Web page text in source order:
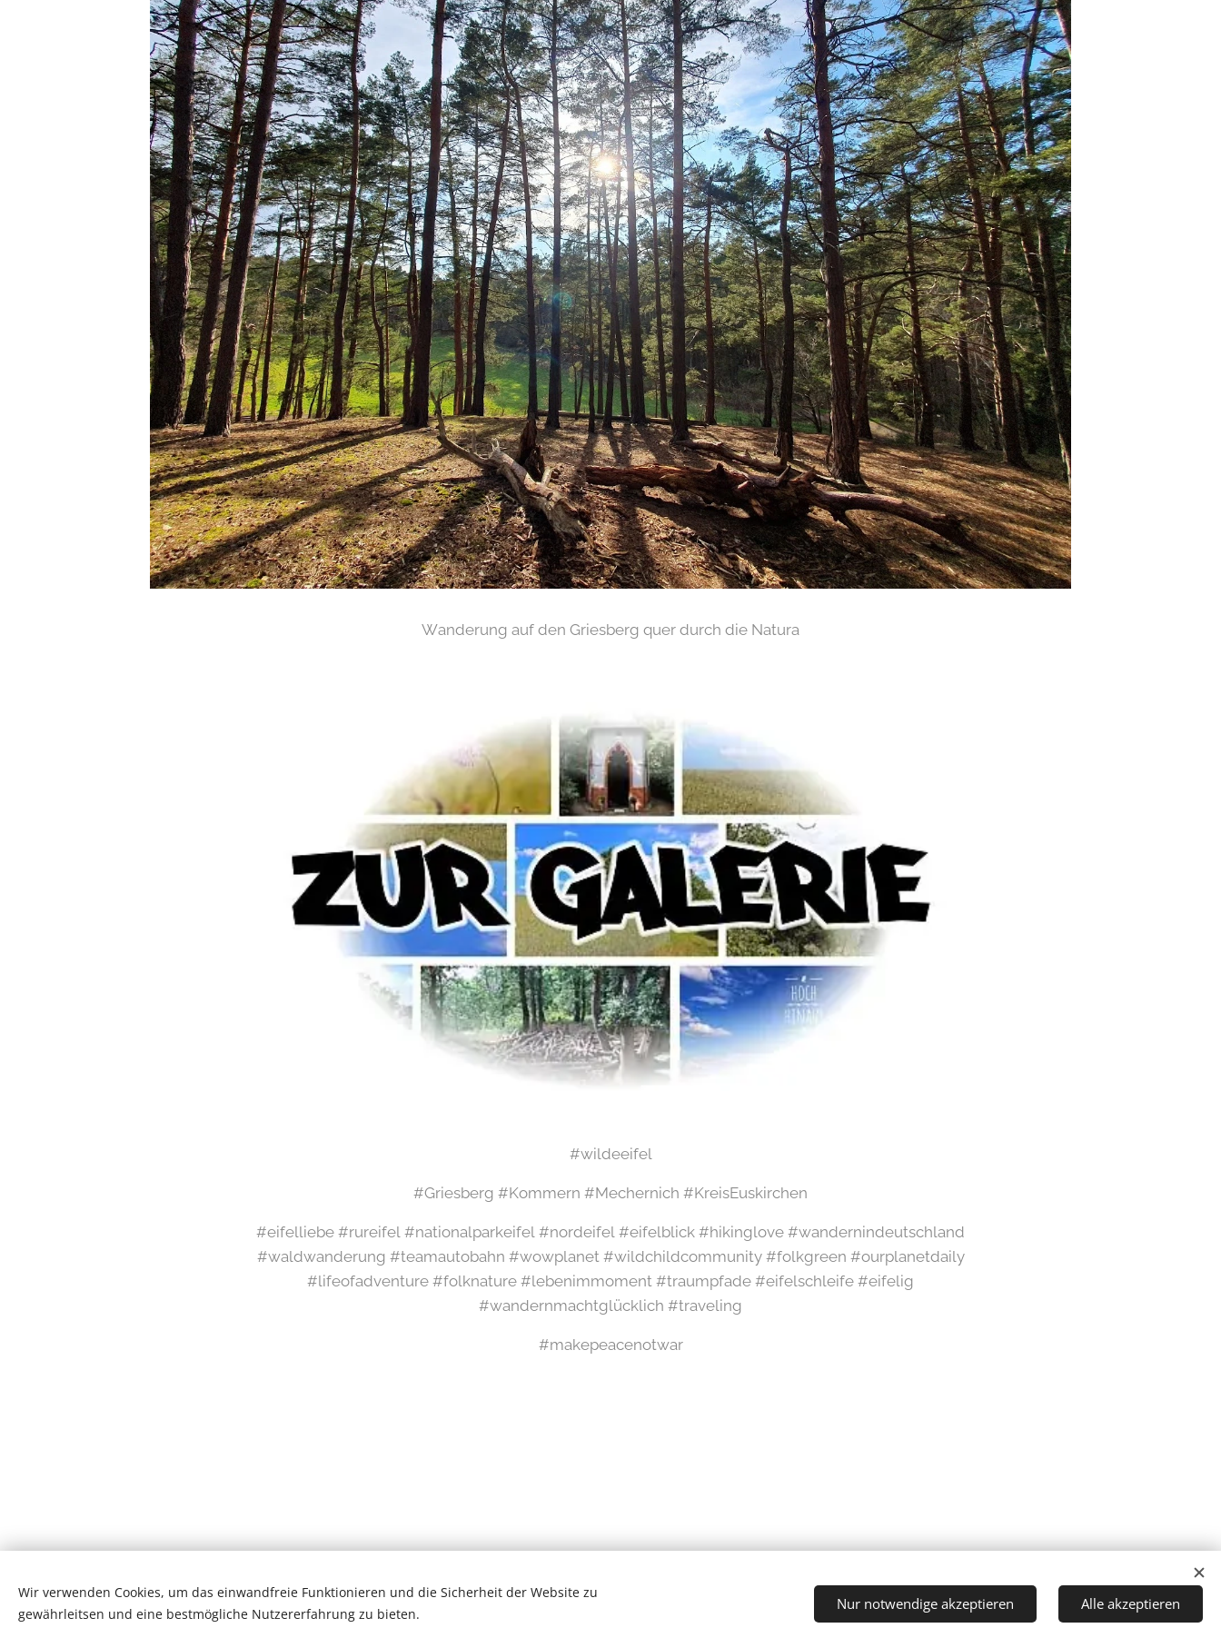
Wanderung auf den Griesberg quer durch die Natura
#wildeeifel
#Griesberg #Kommern #Mechernich #KreisEuskirchen
#eifelliebe #rureifel #nationalparkeifel #nordeifel #eifelblick #hikinglove #wandernindeutschland
#waldwanderung #teamautobahn #wowplanet #wildchildcommunity #folkgreen #ourplanetdaily
#lifeofadventure #folknature #lebenimmoment #traumpfade #eifelschleife #eifelig
#wandernmachtglücklich #traveling
#makepeacenotwar
Wilde Eifel © 2026
Wir verwenden Cookies, um das einwandfreie Funktionieren und die Sicherheit der Website zu
gewährleitsen und eine bestmögliche Nutzererfahrung zu bieten.
Nur notwendige akzeptieren Alle akzeptieren